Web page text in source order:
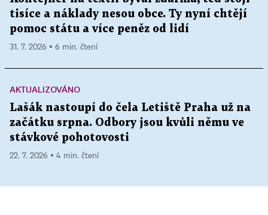
tisíce a náklady nesou obce. Ty nyní chtějí
pomoc státu a více peněz od lidí
31. 7. 2026 ▪ 6 min. čtení
AKTUALIZOVÁNO
Lašák nastoupí do čela Letiště Praha už na
začátku srpna. Odbory jsou kvůli němu ve
stávkové pohotovosti
22. 7. 2026 ▪ 4 min. čtení